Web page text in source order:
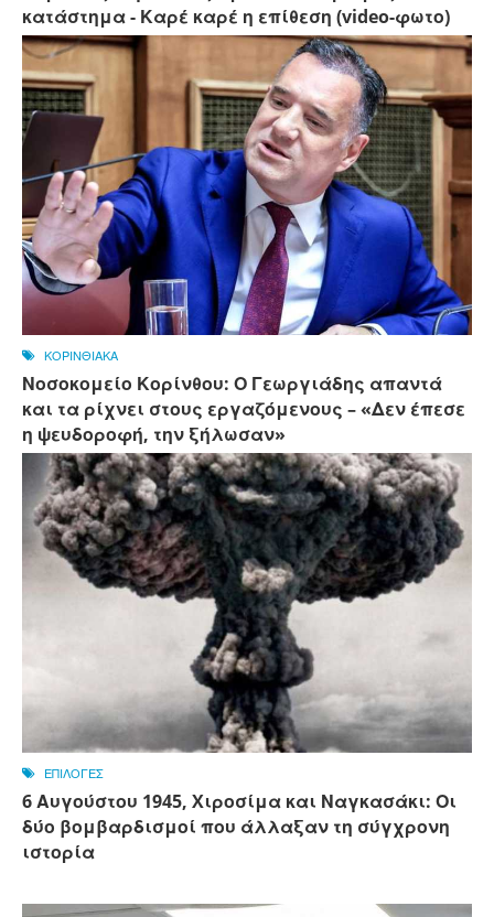
κατάστημα - Καρέ καρέ η επίθεση (video-φωτο)
ΚΟΡΙΝΘΙΑΚΑ
Νοσοκομείο Κορίνθου: Ο Γεωργιάδης απαντά
και τα ρίχνει στους εργαζόμενους – «Δεν έπεσε
η ψευδοροφή, την ξήλωσαν»
ΕΠΙΛΟΓΕΣ
6 Αυγούστου 1945, Xιροσίμα και Ναγκασάκι: Οι
δύο βομβαρδισμοί που άλλαξαν τη σύγχρονη
ιστορία